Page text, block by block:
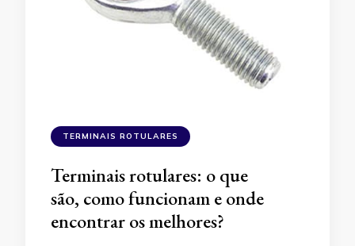
TERMINAIS ROTULARES
Terminais rotulares: o que
são, como funcionam e onde
encontrar os melhores?